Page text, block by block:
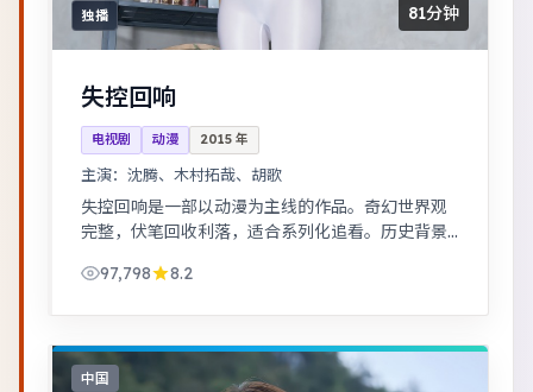
独播 81分钟
失控回响
电视剧 动漫 2015 年
主演： 沈腾、木村拓哉、胡歌
失控回响是一部以动漫为主线的作品。奇幻世界观
完整，伏笔回收利落，适合系列化追看。历史背景
97,798
8.2
中国